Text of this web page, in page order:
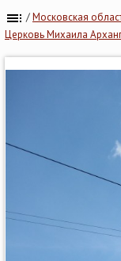
/Московская
Церковь Михаила